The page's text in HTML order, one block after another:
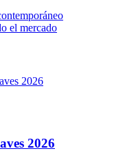
el mercado
2026